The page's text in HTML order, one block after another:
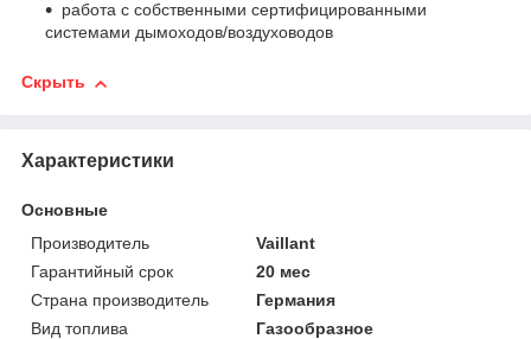
работа с собственными сертифицированными
системами дымоходов/воздуховодов
Скрыть
Характеристики
Основные
Производитель
Vaillant
Гарантийный срок
20 мес
Страна производитель
Германия
Вид топлива
Газообразное